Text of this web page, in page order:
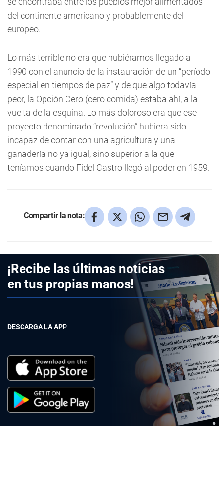
del continente americano y probablemente del
europeo.
Lo más terrible no era que hubiéramos llegado a
1990 con el anuncio de la instauración de un “período
especial en tiempos de paz” y de que algo todavía
peor, la Opción Cero (cero comida) estaba ahí, a la
vuelta de la esquina. Lo más doloroso era que ese
proyecto denominado “revolución” hubiera sido
incapaz de contar con una agricultura y una
ganadería no ya igual, sino superior a la que
teníamos cuando Fidel Castro llegó al poder en 1959.
Compartir la nota:
¡Recibe las últimas noticias
en tus propias manos!
DESCARGA LA APP